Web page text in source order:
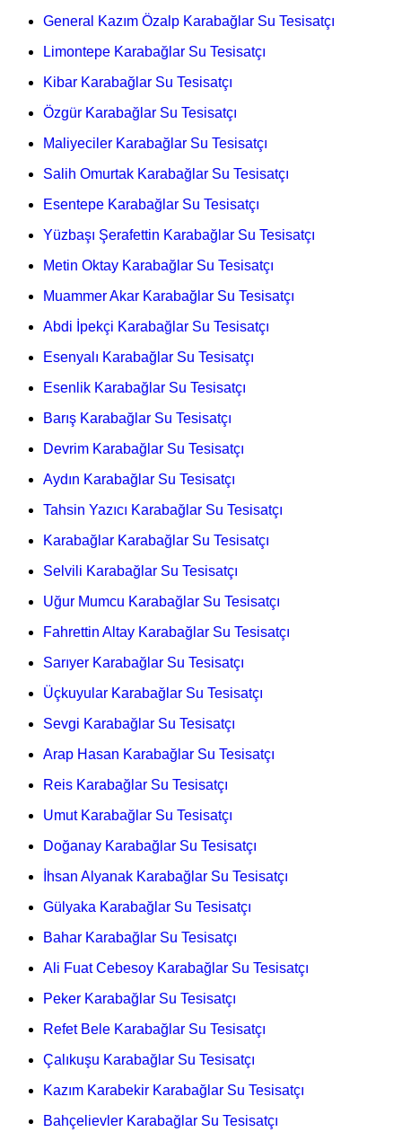
General Kazım Özalp Karabağlar Su Tesisatçı
Limontepe Karabağlar Su Tesisatçı
Kibar Karabağlar Su Tesisatçı
Özgür Karabağlar Su Tesisatçı
Maliyeciler Karabağlar Su Tesisatçı
Salih Omurtak Karabağlar Su Tesisatçı
Esentepe Karabağlar Su Tesisatçı
Yüzbaşı Şerafettin Karabağlar Su Tesisatçı
Metin Oktay Karabağlar Su Tesisatçı
Muammer Akar Karabağlar Su Tesisatçı
Abdi İpekçi Karabağlar Su Tesisatçı
Esenyalı Karabağlar Su Tesisatçı
Esenlik Karabağlar Su Tesisatçı
Barış Karabağlar Su Tesisatçı
Devrim Karabağlar Su Tesisatçı
Aydın Karabağlar Su Tesisatçı
Tahsin Yazıcı Karabağlar Su Tesisatçı
Karabağlar Karabağlar Su Tesisatçı
Selvili Karabağlar Su Tesisatçı
Uğur Mumcu Karabağlar Su Tesisatçı
Fahrettin Altay Karabağlar Su Tesisatçı
Sarıyer Karabağlar Su Tesisatçı
Üçkuyular Karabağlar Su Tesisatçı
Sevgi Karabağlar Su Tesisatçı
Arap Hasan Karabağlar Su Tesisatçı
Reis Karabağlar Su Tesisatçı
Umut Karabağlar Su Tesisatçı
Doğanay Karabağlar Su Tesisatçı
İhsan Alyanak Karabağlar Su Tesisatçı
Gülyaka Karabağlar Su Tesisatçı
Bahar Karabağlar Su Tesisatçı
Ali Fuat Cebesoy Karabağlar Su Tesisatçı
Peker Karabağlar Su Tesisatçı
Refet Bele Karabağlar Su Tesisatçı
Çalıkuşu Karabağlar Su Tesisatçı
Kazım Karabekir Karabağlar Su Tesisatçı
Bahçelievler Karabağlar Su Tesisatçı